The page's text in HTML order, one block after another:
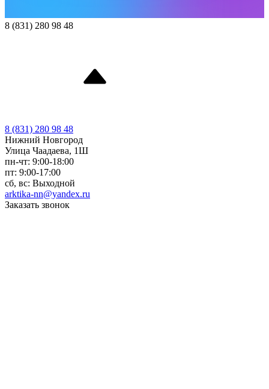
8 (831) 280 98 48
8 (831) 280 98 48
Нижний Новгород
Улица Чаадаева, 1Ш
пн-чт: 9:00-18:00
пт: 9:00-17:00
сб, вс: Выходной
arktika-nn@yandex.ru
Заказать звонок